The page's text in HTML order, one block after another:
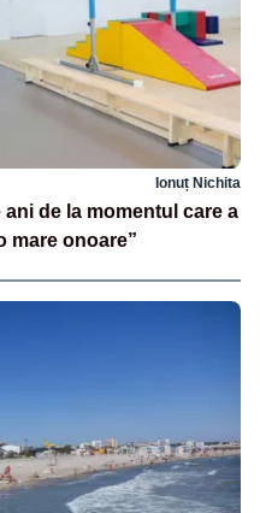
Ionuț Nichita
de la momentul care a
mare onoare”